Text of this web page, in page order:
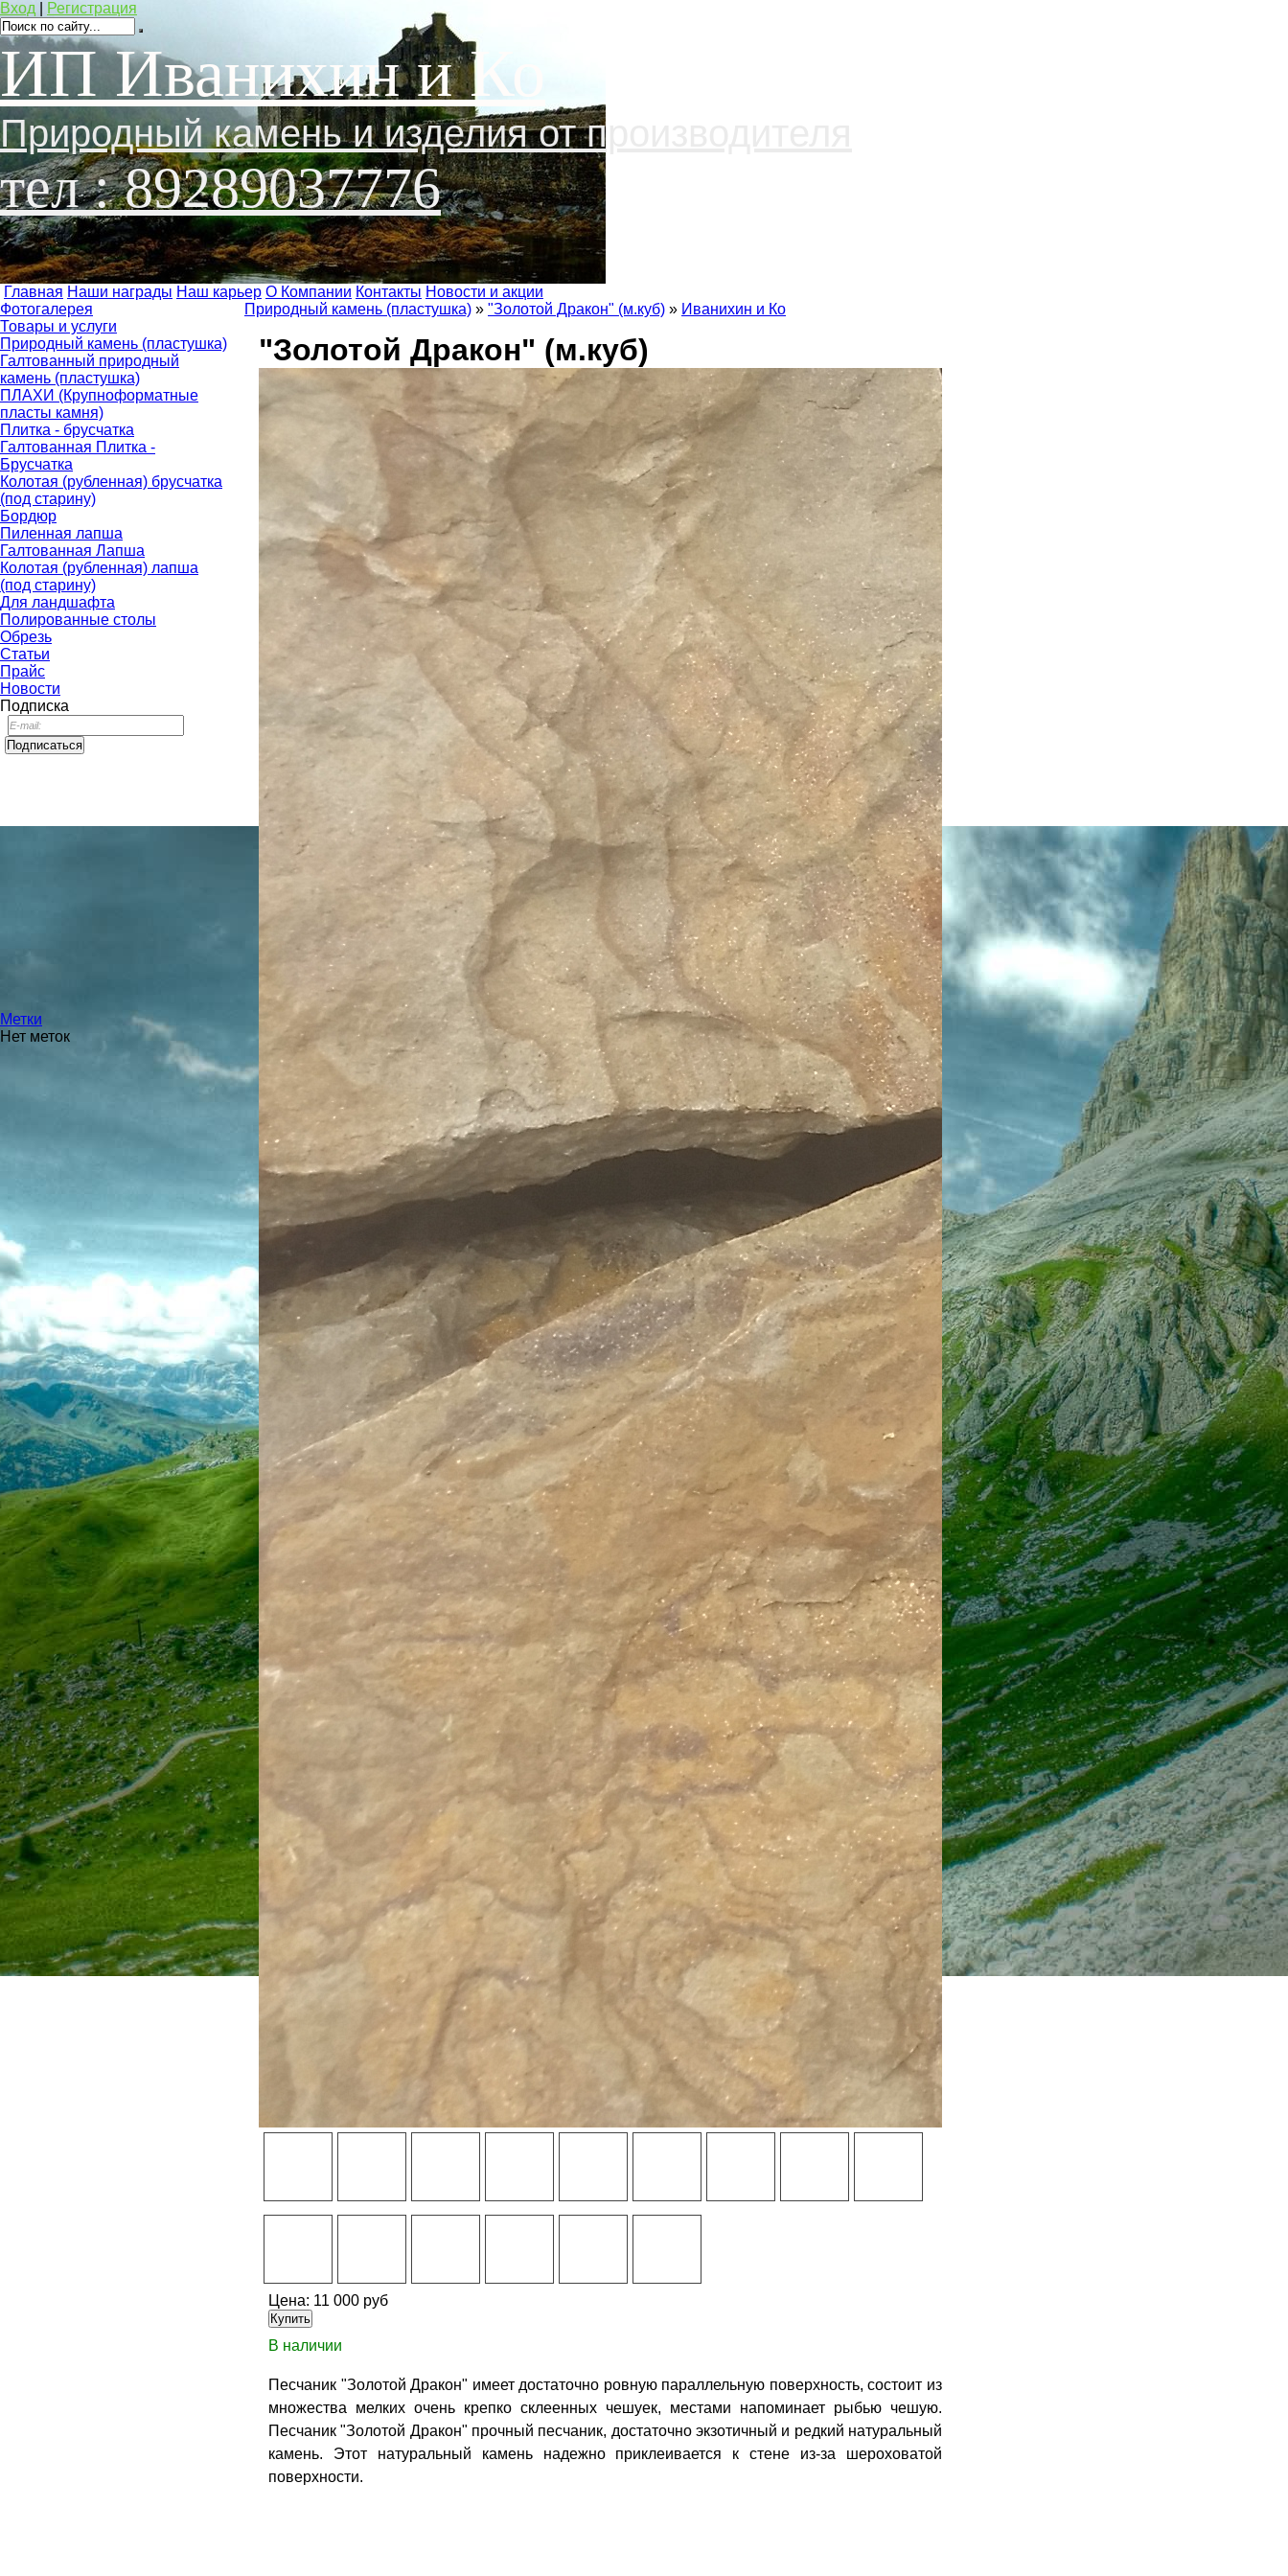
Вход Регистрация
ИП Иванихин и Ко
Природный камень и изделия от производителя
тел : 89289037776
Главная Наши награды Наш карьер О Компании Контакты Новости и акции
Фотогалерея
Товары и услуги
Природный камень (пластушка)
Галтованный природный
камень (пластушка)
ПЛАХИ (Крупноформатные
пласты камня)
Плитка - брусчатка
Галтованная Плитка -
Брусчатка
Колотая (рубленная) брусчатка
(под старину)
Бордюр
Пиленная лапша
Галтованная Лапша
Колотая (рубленная) лапша
(под старину)
Для ландшафта
Полированные столы
Обрезь
Статьи
Прайс
Новости
Подписка
Метки
Нет меток
Природный камень (пластушка) » "Золотой Дракон" (м.куб) » Иванихин и Ко
"Золотой Дракон" (м.куб)
Цена: 11 000 руб
В наличии
Песчаник "Золотой Дракон" имеет достаточно ровную параллельную поверхность, состоит из
множества мелких очень крепко склеенных чешуек, местами напоминает рыбью чешую.
Песчаник "Золотой Дракон" прочный песчаник, достаточно экзотичный и редкий натуральный
камень. Этот натуральный камень надежно приклеивается к стене из-за шероховатой
поверхности.